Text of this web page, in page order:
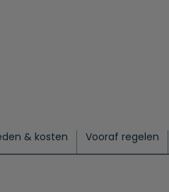
& kosten Vooraf regelen